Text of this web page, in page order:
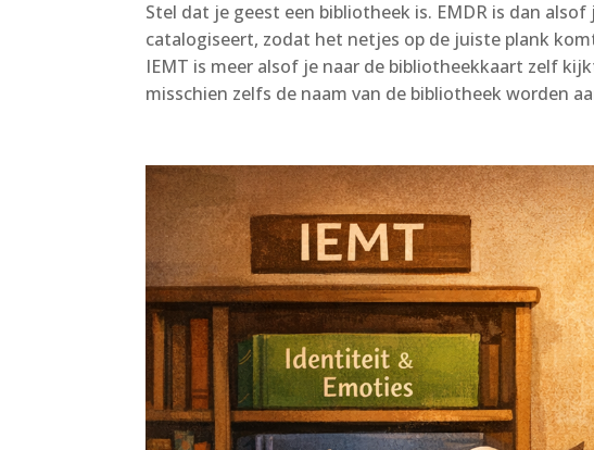
Stel dat je geest een bibliotheek is. EMDR is dan
catalogiseert, zodat het netjes op de juiste plank
IEMT is meer alsof je naar de bibliotheekkaart zelf
misschien zelfs de naam van de bibliotheek worden